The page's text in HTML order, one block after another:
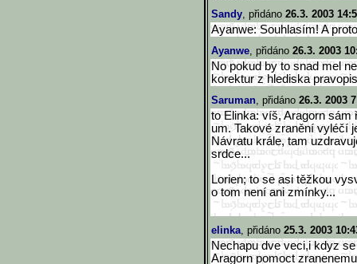
Sandy, přidáno 26.3. 2003
Ayanwe: Souhlasím! A
Ayanwe, přidáno 26.3. 2003
No pokud by to snad mel
korektur z hlediska
Saruman, přidáno 26.3. 2003
to Elinka: víš, Aragorn sám
um. Takové zranění vyléčí
Návratu krále, tam
srdce...
Lorien; to se asi těžkou
o tom není ani zmínky...
elinka, přidáno 25.3. 2003
Nechapu dve veci,i kdyz
Aragorn pomoct